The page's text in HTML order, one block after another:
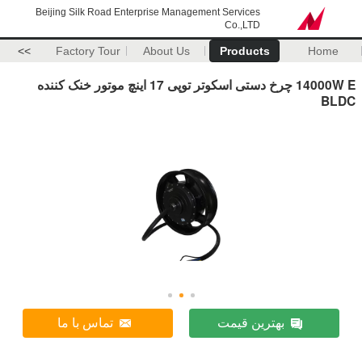
Beijing Silk Road Enterprise Management Services
Co.,LTD
Home
Products
About Us
Factory Tour
>>
14000W E چرخ دستی اسکوتر توپی 17 اینچ موتور خنک کننده
BLDC
بهترین قیمت تماس با ما